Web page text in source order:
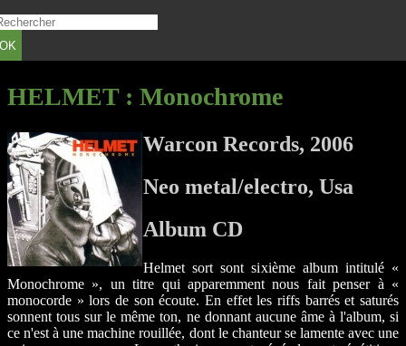
OK
HELMET: Monochrome
Warcon Records, 2006
Neo metal/electro, Usa
Album CD
Helmet sort sont sixième album intitulé «
Monochrome », un titre qui apparemment nous fait penser à «
monocorde » lors de son écoute. En effet les riffs barrés et saturés
sonnent tous sur le même ton, ne donnant aucune âme à l'album, si
ce n'est à une machine rouillée, dont le chanteur se lamente avec une